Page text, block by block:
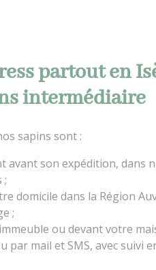
partout en
intermédiaire
sapins sont :
avant son expédition, dans
;
domicile dans la Région
;
ou devant votre
par mail et SMS, avec suivi